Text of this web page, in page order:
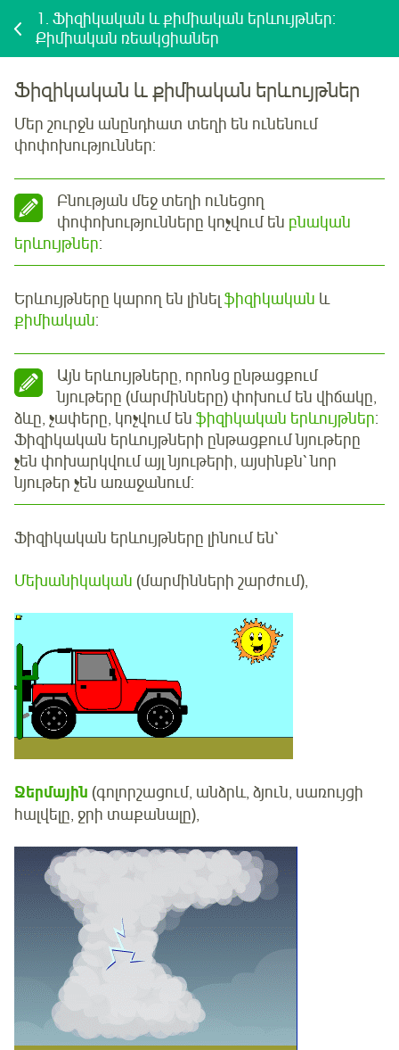
1. Ֆիզիկական և քիմիական երևույթներ:
Քիմիական ռեակցիաներ
Ֆիզիկական և քիմիական երևույթներ
Մեր շուրջն անընդհատ տեղի են ունենում
փոփոխություններ:
Բնության մեջ տեղի ունեցող
փոփոխությունները կոչվում են բնական
երևույթներ:
Երևույթները կարող են լինել ֆիզիկական և
քիմիական:
Այն երևույթները, որոնց ընթացքում
նյութերը (մարմինները) փոխում են վիճակը,
ձևը, չափերը, կոչվում են ֆիզիկական երևույթներ:
Ֆիզիկական երևույթների ընթացքում նյութերը
չեն փոխարկվում այլ նյութերի, այսինքն՝ նոր
նյութեր չեն առաջանում:
Ֆիզիկական երևույթները լինում են՝
Մեխանիկական (մարմինների շարժում),
Ջերմային (գոլորշացում, անձրև, ձյուն, սառույցի
հալվելը, ջրի տաքանալը),